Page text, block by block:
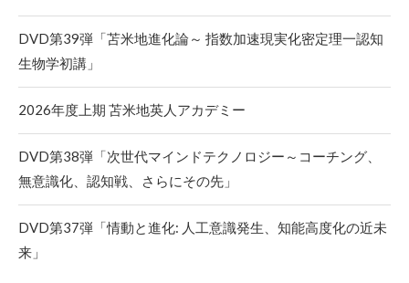
DVD第39弾「苫米地進化論～ 指数加速現実化密定理一認知
生物学初講」
2026年度上期 苫米地英人アカデミー
DVD第38弾「次世代マインドテクノロジー～コーチング、
無意識化、認知戦、さらにその先」
DVD第37弾「情動と進化: 人工意識発生、知能高度化の近未
来」